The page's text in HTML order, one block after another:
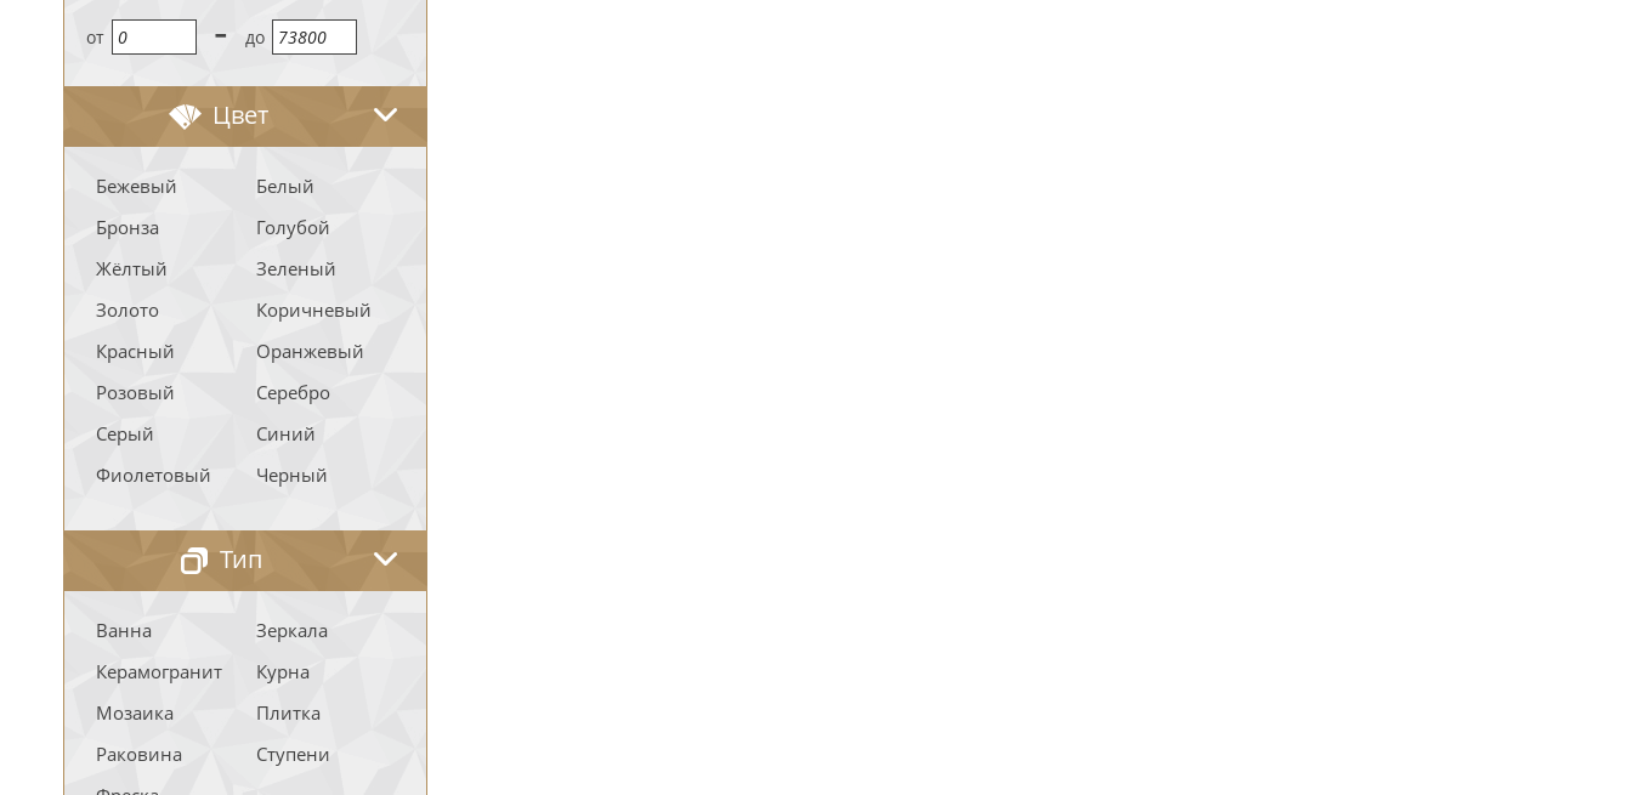
oт - до
Цвет
Бежевый
Белый
Бронза
Голубой
Жёлтый
Зеленый
Золото
Коричневый
Красный
Оранжевый
Розовый
Серебро
Серый
Синий
Фиолетовый
Черный
Тип
Ванна
Зеркала
Керамогранит
Курна
Мозаика
Плитка
Раковина
Ступени